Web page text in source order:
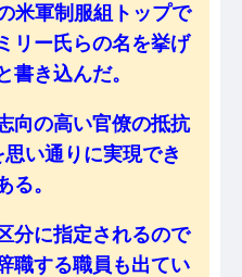
米軍制服組トップで
リー氏らの名を挙げ
書き込んだ。
向の高い官僚の抵抗
い通りに実現でき
る。
分に指定されるので
職する職員も出てい